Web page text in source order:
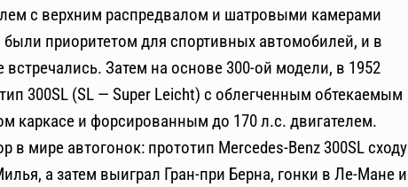
с верхним распредвалом и шатровыми камерами
приоритетом для спортивных автомобилей, и в
Затем на основе 300-ой модели, в 1952
300SL (SL — Super Leicht) с облегченным обтекаемым
каркасе и форсированным до 170 л.с. двигателем.
мире автогонок: прототип Mercedes-Benz 300SL сходу
а затем выиграл Гран-при Берна, гонки в Ле-Мане и